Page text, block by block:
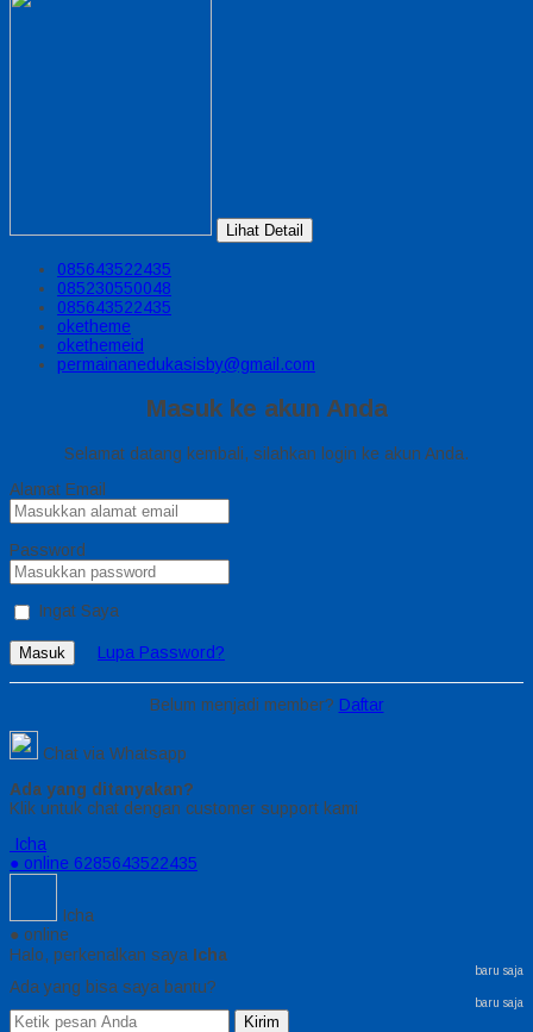
Lihat Detail
085643522435
085230550048
085643522435
oketheme
okethemeid
permainanedukasisby@gmail.com
Masuk ke akun Anda
Selamat datang kembali, silahkan login ke akun Anda.
Alamat Email
Password
Ingat Saya
Masuk Lupa Password?
Belum menjadi member? Daftar
Chat via Whatsapp
Ada yang ditanyakan?
Klik untuk chat dengan customer support kami
Icha
● online 6285643522435
Icha
● online
Halo, perkenalkan saya Icha
baru saja
Ada yang bisa saya bantu?
baru saja
Kirim